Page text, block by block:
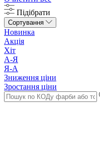
Підібрати
Сортування
Новинка
Акція
Хіт
А-Я
Я-А
Зниження ціни
Зростання ціни